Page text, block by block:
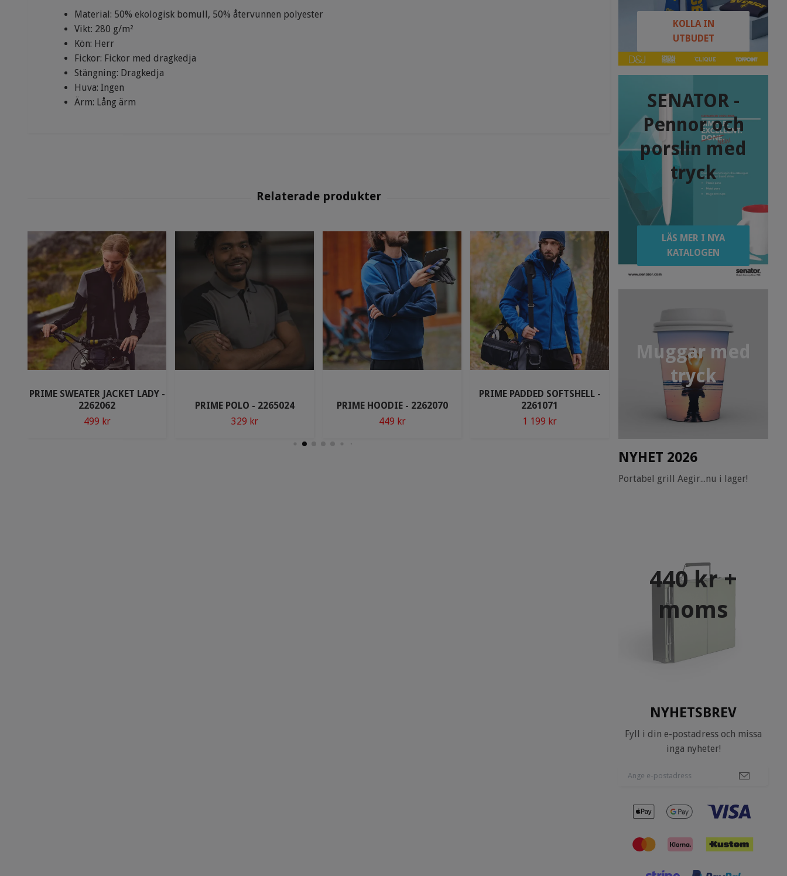
KOLLA IN
UTBUDET
SENATOR -
Pennor och
porslin med
tryck
LÄS MER I NYA
KATALOGEN
Muggar med
tryck
NYHET 2026
Portabel grill Aegir...nu i lager!
440 kr +
moms
NYHETSBREV
Fyll i din e-postadress och missa
inga nyheter!
Material: 50% ekologisk bomull, 50% återvunnen polyester
Vikt: 280 g/m²
Kön: Herr
Fickor: Fickor med dragkedja
Stängning: Dragkedja
Huva: Ingen
Ärm: Lång ärm
PRIME SWEATER JACKET LADY -
2262062
499 kr
PRIME POLO - 2265024
329 kr
PRIME HOODIE - 2262070
449 kr
PRIME PADDED SOFTSHELL -
2261071
1 199 kr
PRIME SOFTSHELL - 2261065
899 kr